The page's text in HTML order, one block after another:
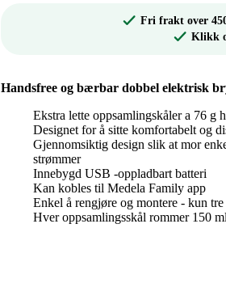
Fri frakt over
Klikk
Handsfree og bærbar dobbel elektrisk
Ekstra lette oppsamlingskåler a 76 g
Designet for å sitte komfortabelt og
Gjennomsiktig design slik at mor
strømmer
Innebygd USB -oppladbart batteri
Kan kobles til Medela Family app
Enkel å rengjøre og montere - kun tre
Hver oppsamlingsskål rommer 150 ml